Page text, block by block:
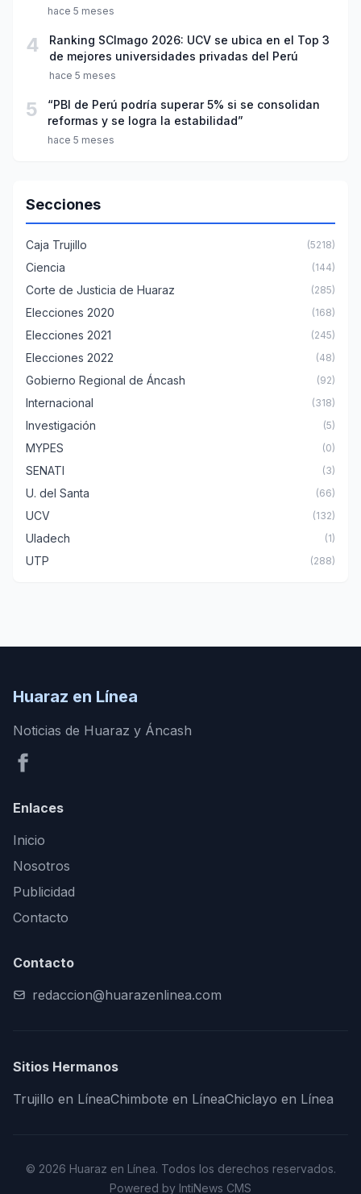
año escolar 2026
hace 5 meses
4
Ranking SCImago 2026: UCV se ubica en el Top 3
de mejores universidades privadas del Perú
hace 5 meses
5
“PBI de Perú podría superar 5% si se consolidan
reformas y se logra la estabilidad”
hace 5 meses
Secciones
Caja Trujillo (5218)
Ciencia (144)
Corte de Justicia de Huaraz (285)
Elecciones 2020 (168)
Elecciones 2021 (245)
Elecciones 2022 (48)
Gobierno Regional de Áncash (92)
Internacional (318)
Investigación (5)
MYPES (0)
SENATI (3)
U. del Santa (66)
UCV (132)
Uladech (1)
UTP (288)
Huaraz en Línea
Noticias de Huaraz y Áncash
Enlaces
Inicio
Nosotros
Publicidad
Contacto
Contacto
redaccion@huarazenlinea.com
Sitios Hermanos
Trujillo en LíneaChimbote en LíneaChiclayo en Línea
© 2026 Huaraz en Línea. Todos los derechos reservados.
Powered by IntiNews CMS